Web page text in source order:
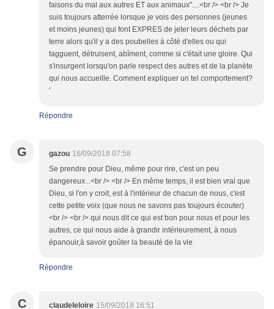
faisons du mal aux autres ET aux animaux"....<br /> <br /> Je
suis toujours atterrée lorsque je vois des personnes (jeunes
et moins jeunes) qui font EXPRES de jeter leurs déchets par
terre alors qu'il y a des poubelles à côté d'elles ou qui
tagguent, détruisent, abîment, comme si c'était une gloire. Qui
s'insurgent lorsqu'on parle respect des autres et de la planète
qui nous accueille. Comment expliquer un tel comportement?
'
Répondre
G gazou 16/09/2018 07:58
Se prendre pour Dieu, même pour rire, c'est un peu
dangereux...<br /> <br /> En même temps, il est bien vrai que
Dieu, si l'on y croit, est à l'intérieur de chacun de nous, c'est
cette petite voix (que nous ne savons pas toujours écouter)
<br /> <br /> qui nous dit ce qui est bon pour nous et pour les
autres, ce qui nous aide à grandir intérieurement, à nous
épanouir,à savoir goûter la beauté de la vie
Répondre
C claudeleloire 15/09/2018 16:51